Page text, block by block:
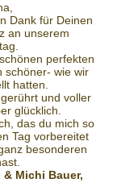
Dank für Deinen
an unserem
perfekten
schöner- wie wir
hatten.
und voller
glücklich.
das du mich so
Tag vorbereitet
besonderen
Michi Bauer,